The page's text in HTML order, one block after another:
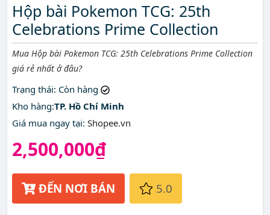
Hộp bài Pokemon TCG: 25th
Celebrations Prime Collection
Mô tả ngắn
Mua Hộp bài Pokemon TCG: 25th Celebrations Prime Collection
giá rẻ nhất ở đâu?
Trạng thái: Còn hàng
Kho hàng:TP. Hồ Chí Minh
Giá mua ngay tại: Shopee.vn
2,500,000₫
ĐẾN NƠI BÁN 5.0